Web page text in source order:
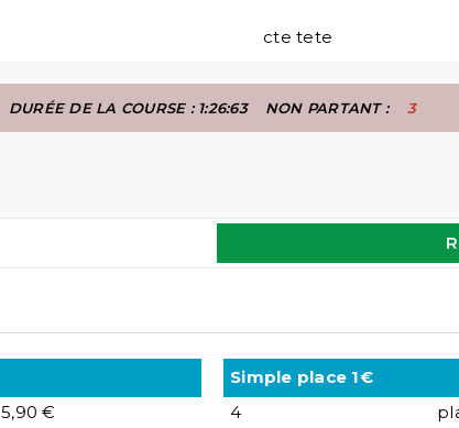
cte tete
DURÉE DE LA COURSE : 1:26:63 NON PARTANT : 3
5,90 €
Simple place 1€
4